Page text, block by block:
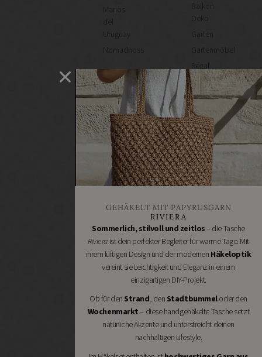
Manos
Uruguay
Nomadnoss
Balkon
Deko
Garten
Gartenmöbel
Regal
selber
machen
Heimwerken
Renovieren
DIY
GESCHÄFTE
Bastelbedarf
Stoffgeschäfte
Handgemachtes
Schneidereibedarf
Handarbeitszubehör
DIY
Online
Shops
Schmuckzubehör
Nähmaschinen
GEHÄKELT MIT PAPYRUSGARN
RIVIERA
Sommerlich, stilvoll und zeitlos– die Tasche
Rivieraist dein perfekter Begleiter für warme Tage. Mit
ihrem luftigen Design und der modernen Häkeloptik
vereint sie Leichtigkeit und Eleganz in einem
einzigartigen DIY-Projekt.
Ob für den Strand, den Stadtbummeloder den
Wochenmarkt– diese handgehäkelte Tasche setzt
natürliche Akzente und unterstreicht deinen
nachhaltigen Lifestyle.